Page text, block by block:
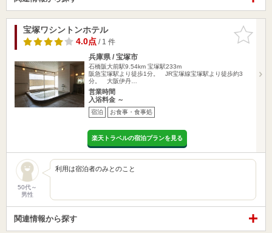
お気に入
りに追加
宝塚ワシントンホテル
4.0点/ 1 件
兵庫県 / 宝塚市
石橋阪大前駅9.54km 宝塚駅233m
阪急宝塚駅より徒歩1分。 JR宝塚線宝塚駅より徒歩約3
分。 大阪伊丹…
営業時間
入浴料金 ～
宿泊 お食事・食事処
楽天トラベルの宿泊プランを見る
50代～
男性
利用は宿泊者のみとのこと
関連情報から探す